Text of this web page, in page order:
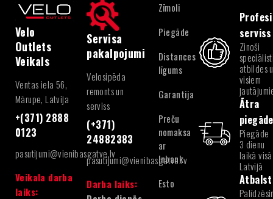
Velo
Outlets
Veikals
Ventas iela 56,
Mārupe, Latvija
+(371) 2888
0123
pasutijumi@vienibasgatve.lv
Veikala darba
laiks:
Servisa
pakalpojumi
Velosipēda
remonts un
serviss
(+371)
24882383
pasutijumi@vienibasgatve.lv
Darba laiks:
Zīmoli
Piegāde
Distances
līgums
Garantija
Preču
nomaksa
ar
Inbank
Esto
serviss
Zinoši
atbildes
visiem
Ātra
piegāde
Piegāde
3 dienu
laikā visā
Latvijā